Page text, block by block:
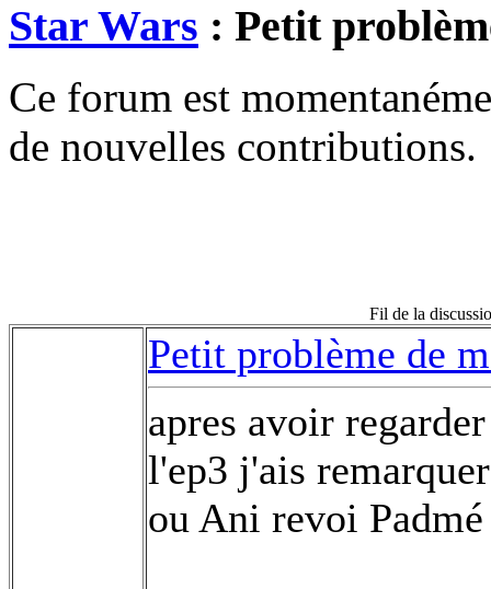
Star Wars : Petit
Ce forum est
de nouvelles contributions.
Fil de la
Petit problème de
apres avoir
l'ep3 j'ais
ou Ani revoi